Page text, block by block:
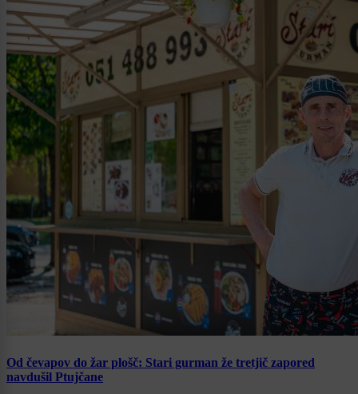
Od čevapov do žar plošč: Stari gurman že tretjič zapored
navdušil Ptujčane